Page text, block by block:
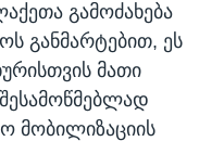
გამოძახება
განმარტებით, ეს
მათი
მობილიზაციის